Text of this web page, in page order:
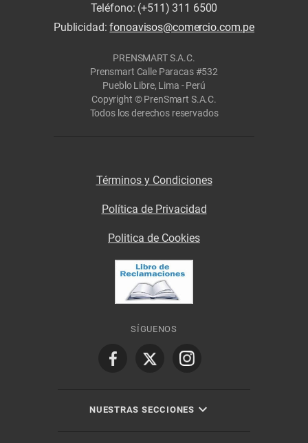
Teléfono: (+511) 311 6500
Publicidad:fonoavisos@comercio.com.pe
PRENSMART S.A.C.
Prensmart Calle Paracas #532
Pueblo Libre, Lima - Perú
Copyright © PrenSmart S.A.C.
Todos los derechos reservados
Términos y Condiciones
Política de Privacidad
Politica de Cookies
SÍGUENOS
NUESTRAS SECCIONES